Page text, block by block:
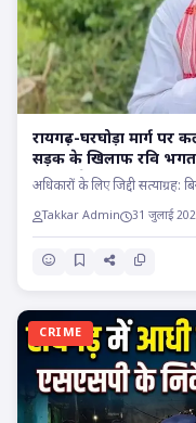
रायगढ़-घरघोड़ा मार्ग पर
सड़क के खिलाफ रवि भगत
होकर रहेगा चक्काजाम..
अधिकारों के लिए जिद्दी सत्याग्रह:
Takkar Admin 31 जुलाई
CRIME